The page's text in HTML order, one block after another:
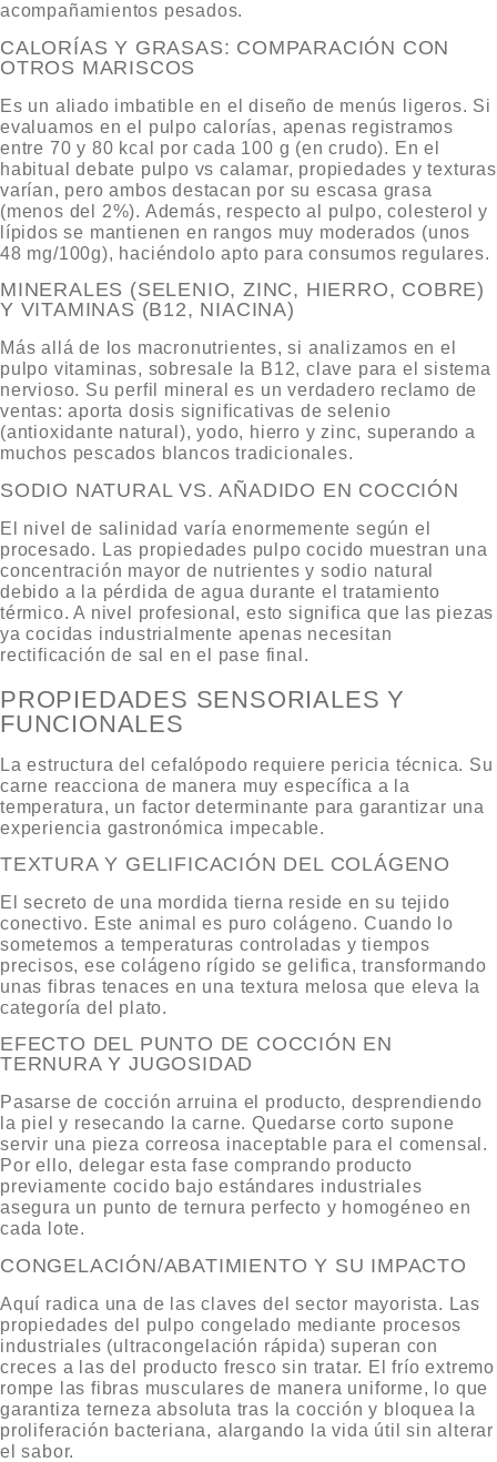
acompañamientos pesados.
CALORÍAS Y GRASAS: COMPARACIÓN CON
OTROS MARISCOS
Es un aliado imbatible en el diseño de menús ligeros. Si
evaluamos en el pulpo calorías, apenas registramos
entre 70 y 80 kcal por cada 100 g (en crudo). En el
habitual debate pulpo vs calamar, propiedades y texturas
varían, pero ambos destacan por su escasa grasa
(menos del 2%). Además, respecto al pulpo, colesterol y
lípidos se mantienen en rangos muy moderados (unos
48 mg/100g), haciéndolo apto para consumos regulares.
MINERALES (SELENIO, ZINC, HIERRO, COBRE)
Y VITAMINAS (B12, NIACINA)
Más allá de los macronutrientes, si analizamos en el
pulpo vitaminas, sobresale la B12, clave para el sistema
nervioso. Su perfil mineral es un verdadero reclamo de
ventas: aporta dosis significativas de selenio
(antioxidante natural), yodo, hierro y zinc, superando a
muchos pescados blancos tradicionales.
SODIO NATURAL VS. AÑADIDO EN COCCIÓN
El nivel de salinidad varía enormemente según el
procesado. Las propiedades pulpo cocido muestran una
concentración mayor de nutrientes y sodio natural
debido a la pérdida de agua durante el tratamiento
térmico. A nivel profesional, esto significa que las piezas
ya cocidas industrialmente apenas necesitan
rectificación de sal en el pase final.
PROPIEDADES SENSORIALES Y
FUNCIONALES
La estructura del cefalópodo requiere pericia técnica. Su
carne reacciona de manera muy específica a la
temperatura, un factor determinante para garantizar una
experiencia gastronómica impecable.
TEXTURA Y GELIFICACIÓN DEL COLÁGENO
El secreto de una mordida tierna reside en su tejido
conectivo. Este animal es puro colágeno. Cuando lo
sometemos a temperaturas controladas y tiempos
precisos, ese colágeno rígido se gelifica, transformando
unas fibras tenaces en una textura melosa que eleva la
categoría del plato.
EFECTO DEL PUNTO DE COCCIÓN EN
TERNURA Y JUGOSIDAD
Pasarse de cocción arruina el producto, desprendiendo
la piel y resecando la carne. Quedarse corto supone
servir una pieza correosa inaceptable para el comensal.
Por ello, delegar esta fase comprando producto
previamente cocido bajo estándares industriales
asegura un punto de ternura perfecto y homogéneo en
cada lote.
CONGELACIÓN/ABATIMIENTO Y SU IMPACTO
Aquí radica una de las claves del sector mayorista. Las
propiedades del pulpo congelado mediante procesos
industriales (ultracongelación rápida) superan con
creces a las del producto fresco sin tratar. El frío extremo
rompe las fibras musculares de manera uniforme, lo que
garantiza terneza absoluta tras la cocción y bloquea la
proliferación bacteriana, alargando la vida útil sin alterar
el sabor.